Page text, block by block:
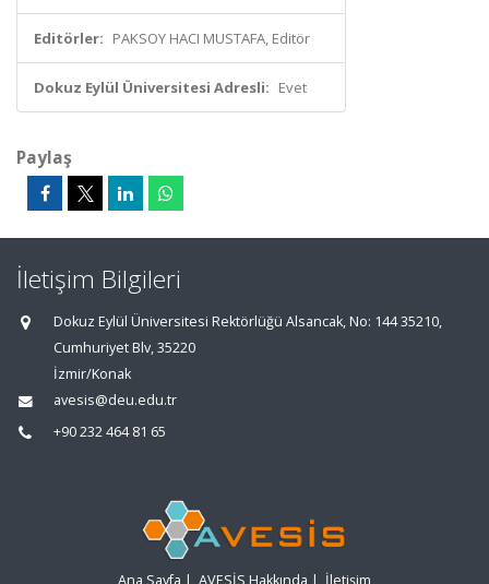
Editörler: PAKSOY HACI MUSTAFA, Editör
Dokuz Eylül Üniversitesi Adresli: Evet
Paylaş
İletişim Bilgileri
Dokuz Eylül Üniversitesi Rektörlüğü Alsancak, No: 144 35210,
Cumhuriyet Blv, 35220
İzmir/Konak
avesis@deu.edu.tr
+90 232 464 81 65
Ana Sayfa | AVESİS Hakkında | İletişim